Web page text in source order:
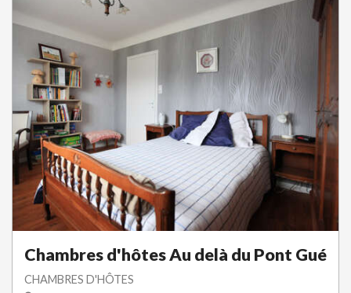
Chambres d'hôtes Au delà du Pont Gué
CHAMBRES D'HÔTES